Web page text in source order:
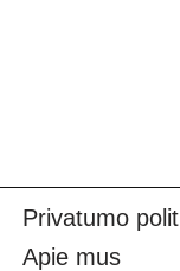
Privatumo
Apie mus